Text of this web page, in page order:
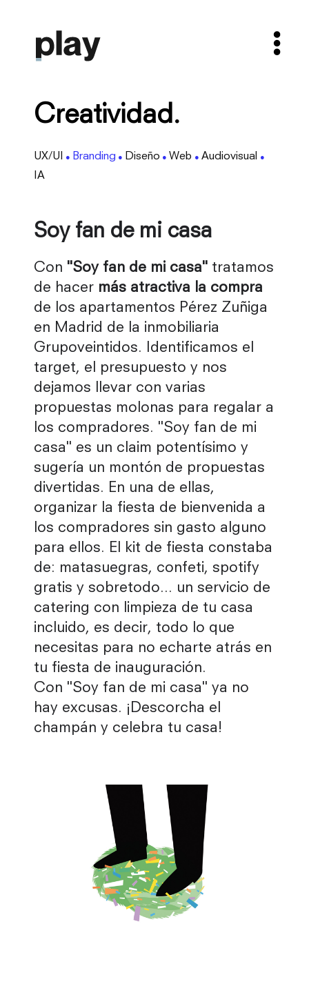
Creatividad.
UX/UI ● Branding ● Diseño ● Web ● Audiovisual ●
IA
Soy fan de mi casa
Con "Soy fan de mi casa" tratamos
de hacer más atractiva la compra
de los apartamentos Pérez Zuñiga
en Madrid de la inmobiliaria
Grupoveintidos. Identificamos el
target, el presupuesto y nos
dejamos llevar con varias
propuestas molonas para regalar a
los compradores. "Soy fan de mi
casa" es un claim potentísimo y
sugería un montón de propuestas
divertidas. En una de ellas,
organizar la fiesta de bienvenida a
los compradores sin gasto alguno
para ellos. El kit de fiesta constaba
de: matasuegras, confeti, spotify
gratis y sobretodo... un servicio de
catering con limpieza de tu casa
incluido, es decir, todo lo que
necesitas para no echarte atrás en
tu fiesta de inauguración.
Con "Soy fan de mi casa" ya no
hay excusas. ¡Descorcha el
champán y celebra tu casa!